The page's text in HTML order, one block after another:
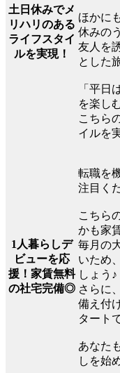
土日休みでメ
リハリのある
ライフスタイ
ルを実現！
ほかに
休みの
友人を
とした
「平日
を楽し
こちら
イルを
1人暮らしデ
ビューを応
援！家賃無料
の社宅完備◎
転職を
注目く
こちら
かも家
毎月の
いため
しょう♪
さらに
備え付
タート
あなた
しを始